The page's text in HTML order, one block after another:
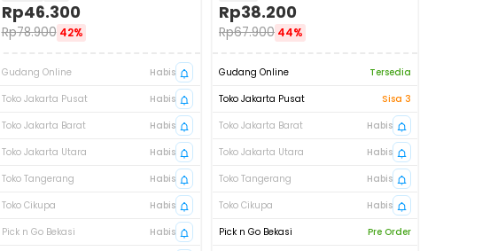
Rp46.300
Rp78.900 42%
Gudang Online
Habis
Toko Jakarta Pusat
Habis
Toko Jakarta Barat
Habis
Toko Jakarta Utara
Habis
Toko Tangerang
Habis
Toko Cikupa
Habis
Pick n Go Bekasi
Habis
Rp38.200
Rp67.900 44%
Gudang Online
Tersedia
Toko Jakarta Pusat
Sisa 3
Toko Jakarta Barat
Habis
Toko Jakarta Utara
Habis
Toko Tangerang
Habis
Toko Cikupa
Habis
Pick n Go Bekasi
Pre Order